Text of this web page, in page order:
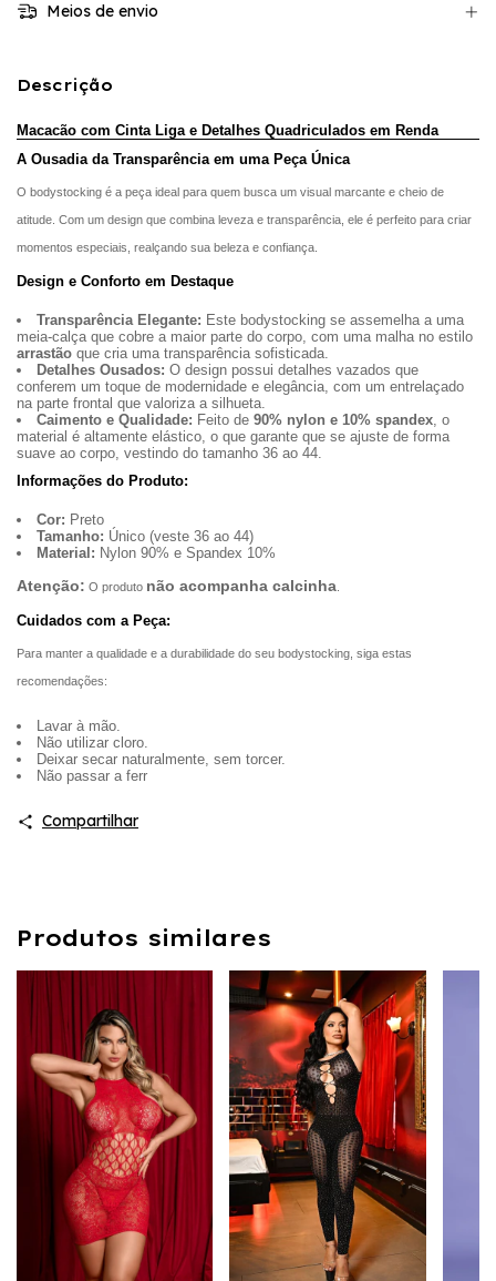
Meios de envio
Descrição
Macacão com Cinta Liga e Detalhes Quadriculados em Renda
A Ousadia da Transparência em uma Peça Única
O bodystocking é a peça ideal para quem busca um visual marcante e cheio de
atitude. Com um design que combina leveza e transparência, ele é perfeito para criar
momentos especiais, realçando sua beleza e confiança.
Design e Conforto em Destaque
Transparência Elegante: Este bodystocking se assemelha a uma
meia-calça que cobre a maior parte do corpo, com uma malha no estilo
arrastão que cria uma transparência sofisticada.
Detalhes Ousados: O design possui detalhes vazados que
conferem um toque de modernidade e elegância, com um entrelaçado
na parte frontal que valoriza a silhueta.
Caimento e Qualidade: Feito de 90% nylon e 10% spandex, o
material é altamente elástico, o que garante que se ajuste de forma
suave ao corpo, vestindo do tamanho 36 ao 44.
Informações do Produto:
Cor: Preto
Tamanho: Único (veste 36 ao 44)
Material: Nylon 90% e Spandex 10%
Atenção: O produto não acompanha calcinha
Cuidados com a Peça:
Para manter a qualidade e a durabilidade do seu bodystocking, siga estas
recomendações:
Lavar à mão.
Não utilizar cloro.
Deixar secar naturalmente, sem torcer.
Não passar a ferr
Compartilhar
Produtos similares